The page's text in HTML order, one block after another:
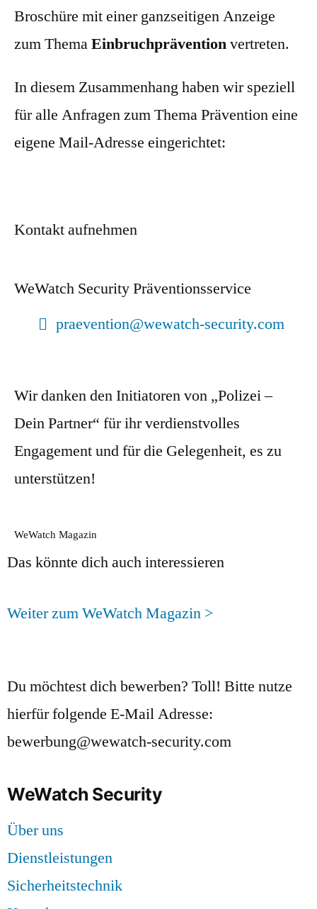
Broschüre mit einer ganzseitigen Anzeige
zum ThemaEinbruchpräventionvertreten.
In diesem Zusammenhang haben wir speziell
für alle Anfragen zum Thema Prävention eine
eigene Mail-Adresse eingerichtet:
Kontakt aufnehmen
WeWatch Security Präventionsservice
praevention@wewatch-security.com
Wir danken den Initiatoren von „Polizei –
Dein Partner“ für ihr verdienstvolles
Engagement und für die Gelegenheit, es zu
unterstützen!
WeWatch Magazin
Das könnte dich auch interessieren
Weiter zum WeWatch Magazin >
Du möchtest dich bewerben? Toll! Bitte nutze
hierfür folgende E-Mail Adresse:
bewerbung@wewatch-security.com
WeWatch Security
Über uns
Dienstleistungen
Sicherheitstechnik